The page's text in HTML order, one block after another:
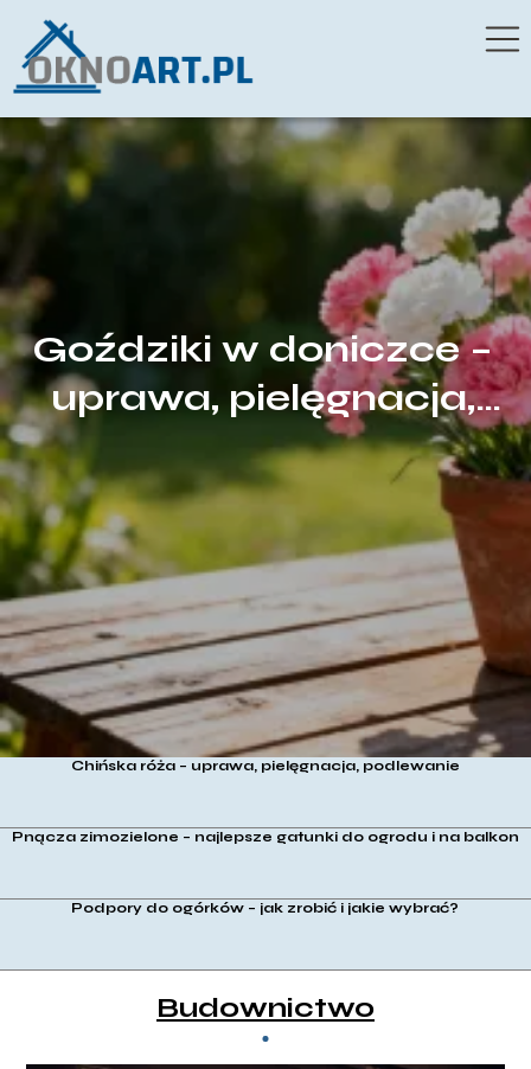
Goździki w doniczce –
uprawa, pielęgnacja,
podlewanie
Chińska róża – uprawa, pielęgnacja, podlewanie
Pnącza zimozielone – najlepsze gatunki do ogrodu i na balkon
Podpory do ogórków – jak zrobić i jakie wybrać?
Budownictwo